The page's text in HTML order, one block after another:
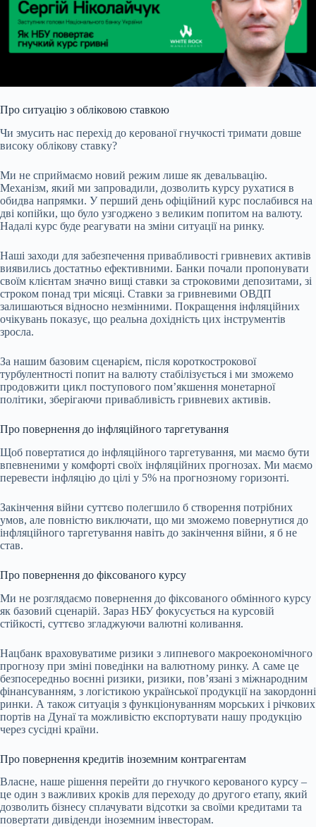
Про ситуацію з обліковою ставкою
Чи змусить нас перехід до керованої гнучкості тримати довше
високу облікову ставку?
Ми не сприймаємо новий режим лише як девальвацію.
Механізм, який ми запровадили, дозволить курсу рухатися в
обидва напрямки. У перший день офіційний курс послабився на
дві копійки, що було узгоджено з великим попитом на валюту.
Надалі курс буде реагувати на зміни ситуації на ринку.
Наші заходи для забезпечення привабливості гривневих активів
виявились достатньо ефективними. Банки почали пропонувати
своїм клієнтам значно вищі ставки за строковими депозитами, зі
строком понад три місяці. Ставки за гривневими ОВДП
залишаються відносно незмінними. Покращення інфляційних
очікувань показує, що реальна дохідність цих інструментів
зросла.
За нашим базовим сценарієм, після короткострокової
турбулентності попит на валюту стабілізується і ми зможемо
продовжити цикл поступового помʼякшення монетарної
політики, зберігаючи привабливість гривневих активів.
Про повернення до інфляційного таргетування
Щоб повертатися до інфляційного таргетування, ми маємо бути
впевненими у комфорті своїх інфляційних прогнозах. Ми маємо
перевести інфляцію до цілі у 5% на прогнозному горизонті.
Закінчення війни суттєво полегшило б створення потрібних
умов, але повністю виключати, що ми зможемо повернутися до
інфляційного таргетування навіть до закінчення війни, я б не
став.
Про повернення до фіксованого курсу
Ми не розглядаємо повернення до фіксованого обмінного курсу
як базовий сценарій. Зараз НБУ фокусується на курсовій
стійкості, суттєво згладжуючи валютні коливання.
Нацбанк враховуватиме ризики з липневого макроекономічного
прогнозу при зміні поведінки на валютному ринку. А саме це
безпосередньо воєнні ризики, ризики, повʼязані з міжнародним
фінансуванням, з логістикою української продукції на закордонні
ринки. А також ситуація з функціонуванням морських і річкових
портів на Дунаї та можливістю експортувати нашу продукцію
через сусідні країни.
Про повернення кредитів іноземним контрагентам
Власне, наше рішення перейти до гнучкого керованого курсу –
це один з важливих кроків для переходу до другого етапу, який
дозволить бізнесу сплачувати відсотки за своїми кредитами та
повертати дивіденди іноземним інвесторам.